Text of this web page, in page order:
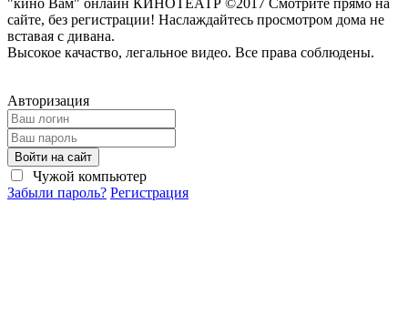
сайте, без регистрации! Наслаждайтесь просмотром дома не
вставая с дивана.
Высокое качаство, легальное видео. Все права соблюдены.
Авторизация
Войти на сайт
Чужой компьютер
Забыли пароль? Регистрация